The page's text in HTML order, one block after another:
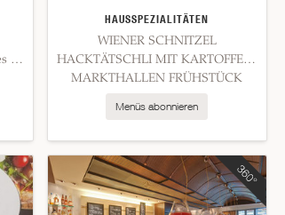
Sternen Cordon bleu mit Pommes und Gemüse
HAUSSPEZIALITÄTEN
WIENER SCHNITZEL
HACKTÄTSCHLI MIT KARTOFFELSTAMPF
MARKTHALLEN FRÜHSTÜCK
Menüs abonnieren